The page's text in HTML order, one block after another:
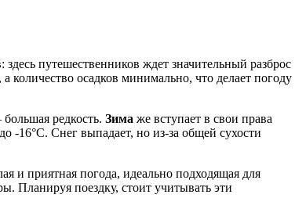
путешественников ждет значительный разброс
количество осадков минимально, что делает погоду
редкость. Зима же вступает в свои права
-16°C. Снег выпадает, но из-за общей сухости
и приятная погода, идеально подходящая для
Планируя поездку, стоит учитывать эти